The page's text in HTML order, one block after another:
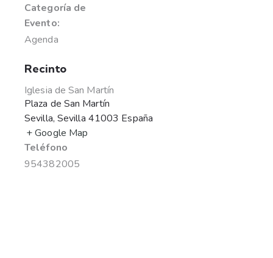
Categoría de
Evento:
Agenda
Recinto
Iglesia de San Martín
Plaza de San Martín
Sevilla, Sevilla 41003 España
+ Google Map
Teléfono
954382005